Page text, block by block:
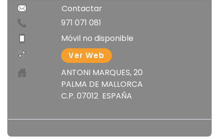
Contactar
971 071 081
Móvil no disponible
Ver Web
ANTONI MARQUES, 20
PALMA DE MALLORCA
C.P. 07012 ESPAÑA